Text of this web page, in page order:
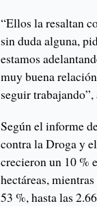
“Ellos la resaltan
sin duda alguna,
estamos
muy buena
seguir
Según el informe
contra la Droga y
crecieron un 10 %
hectáreas,
53 %, hasta las